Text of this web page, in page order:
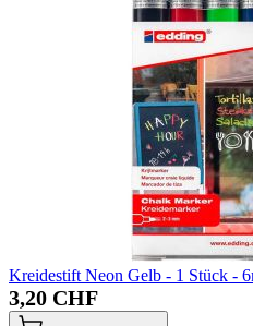
Kreidestift Neon Gelb - 1 Stück -
3,20 CHF